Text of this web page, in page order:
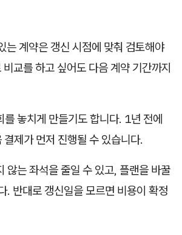
계약은 갱신 시점에 맞춰 검토해야
교를 하고 싶어도 다음 계약 기간까지
놓치게 만들기도 합니다. 1년 전에
제가 먼저 진행될 수 있습니다.
않는 좌석을 줄일 수 있고, 플랜을 바꿀
. 반대로 갱신일을 모르면 비용이 확정